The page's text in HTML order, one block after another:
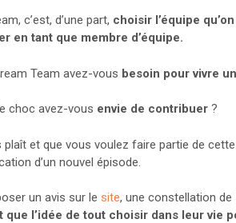
c’est, d’une part, choisir l’équipe
en tant que membre d’équipe.
Team avez-vous besoin pour vivre
choc avez-vous envie de contribuer ?
et que vous voulez faire partie de
d’un nouvel épisode.
un avis sur le site, une constellation
que l’idée de tout choisir dans leur vie